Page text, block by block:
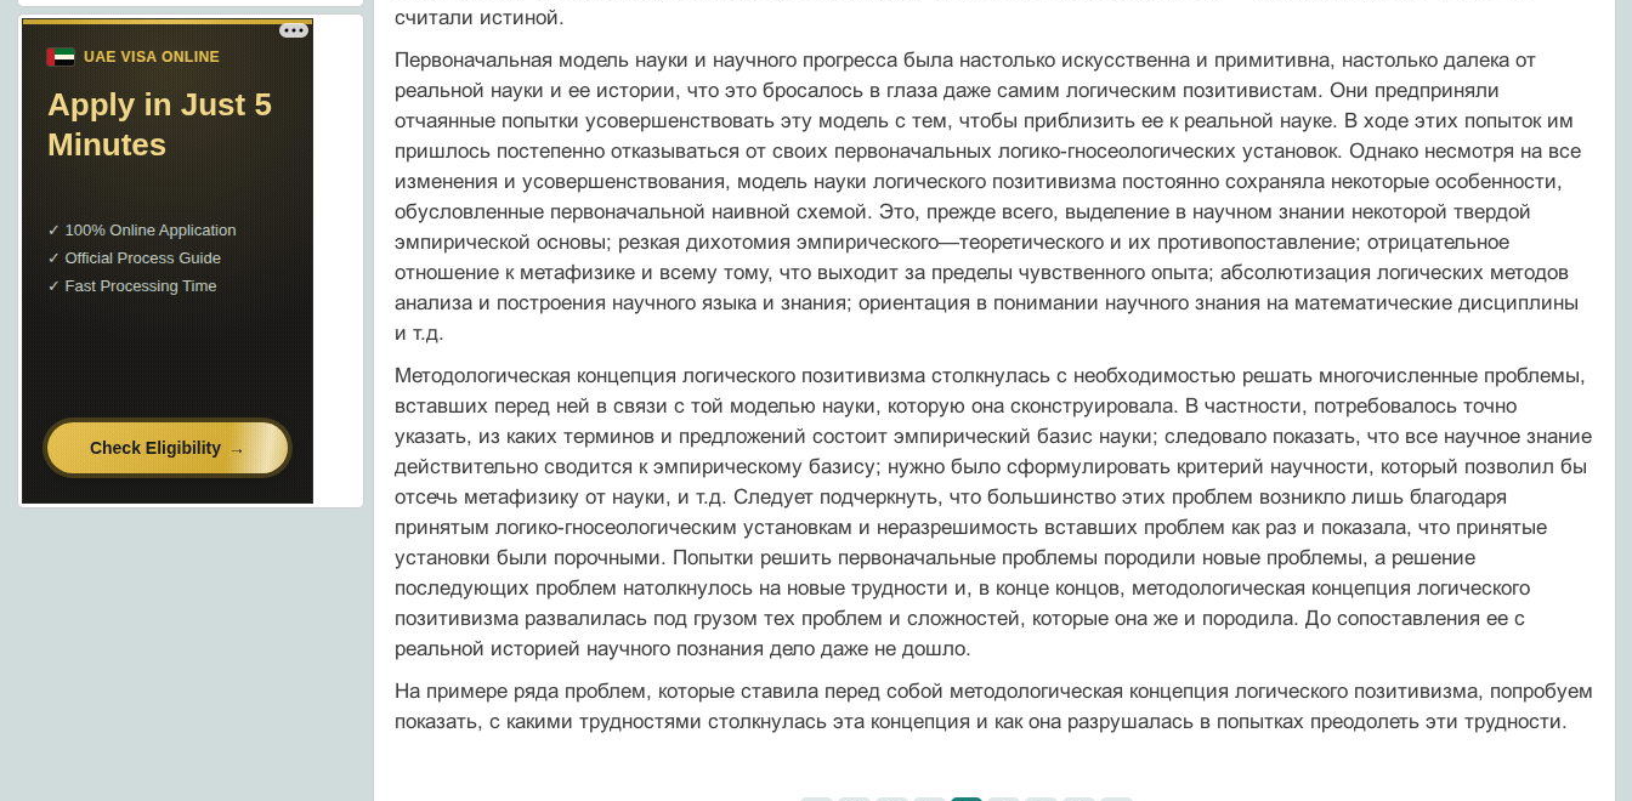
считали истиной.
Первоначальная модель науки и научного прогресса была настолько искусственна и примитивна, настолько далека от
реальной науки и ее истории, что это бросалось в глаза даже самим логическим позитивистам. Они предприняли
отчаянные попытки усовершенствовать эту модель с тем, чтобы приблизить ее к реальной науке. В ходе этих попыток им
пришлось постепенно отказываться от своих первоначальных логико-гносеологичес­ких установок. Однако несмотря на все
изменения и усовершенствования, модель науки логического позитивизма постоянно сохраняла некоторые особенности,
обусловленные первоначальной наивной схемой. Это, прежде всего, выделение в научном знании некоторой твердой
эмпирической осно­вы; резкая дихотомия эмпирического—теоретического и их противопос­тавление; отрицательное
отношение к метафизике и всему тому, что выхо­дит за пределы чувственного опыта; абсолютизация логических методов
анализа и построения научного языка и знания; ориентация в понимании научного знания на математические дисциплины
и т.д.
Методологическая концепция логического позитивизма столкнулась с необходимостью решать многочисленные проблемы,
вставших перед ней в связи с той моделью науки, которую она сконструировала. В частности, потребовалось точно
указать, из каких терминов и предложений состоит эмпирический базис науки; следовало показать, что все научное знание
действительно сводится к эмпирическому базису; нужно было сформулировать критерий научности, который позволил бы
отсечь метафизику от науки, и т.д. Следует подчеркнуть, что большинство этих проблем возникло лишь благодаря
принятым логико-гносеологическим установкам и неразрешимость вставших проблем как раз и показала, что принятые
установки были порочными. Попытки решить первоначальные проблемы породили новые проблемы, а решение
последующих проблем натолкнулось на новые трудности и, в конце концов, методологическая концепция логического
позити­визма развалилась под грузом тех проблем и сложностей, которые она же и породила. До сопоставления ее с
реальной историей научного познания дело даже не дошло.
На примере ряда проблем, которые ставила перед собой методоло­гическая концепция логического позитивизма, попробуем
показать, с каки­ми трудностями столкнулась эта концепция и как она разрушалась в по­пытках преодолеть эти трудности.